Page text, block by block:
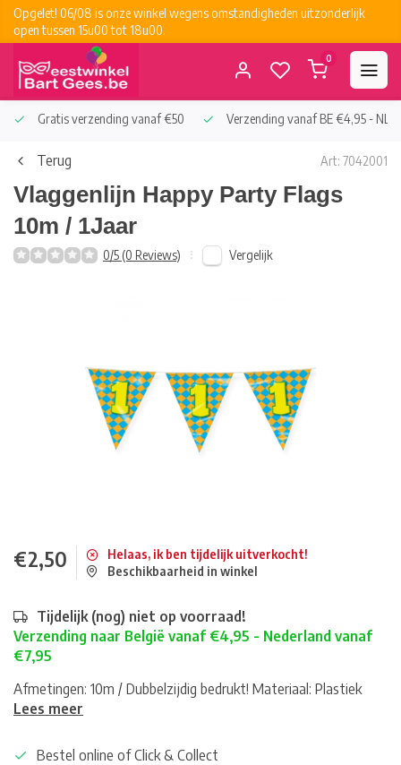
Opgelet! 06/08 is onze winkel wegens omstandigheden uitzonderlijk
open tussen 15u00 tot 18u00.
0
Gratis verzending vanaf €50 Verzending vanaf BE €4,95 - NL
Terug Art: 7042001
Vlaggenlijn Happy Party Flags
10m / 1Jaar
0/5 (0 Reviews) Vergelijk
€2,50
Helaas, ik ben tijdelijk uitverkocht!
Beschikbaarheid in winkel
Tijdelijk (nog) niet op voorraad!
Verzending naar België vanaf €4,95 - Nederland vanaf
€7,95
Afmetingen: 10m / Dubbelzijdig bedrukt! Materiaal: Plastiek
Lees meer
Bestel online of Click & Collect